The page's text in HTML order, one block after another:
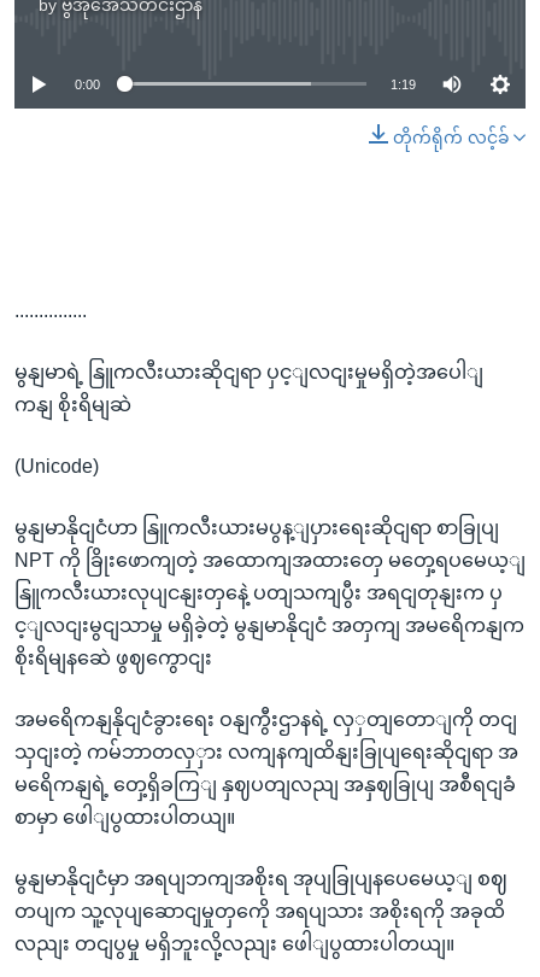
by ဗွီအိုအေသတင်းဌာန
No media source currently available
0:00 1:19
တိုက်ရိုက် လင့်ခ်
...............
မွနျမာရဲ့ နြူကလီးယားဆိုငျရာ ပှင့ျလငျးမှုမရှိတဲ့အပေါျ
ကနျ စိုးရိမျဆဲ
(Unicode)
မွနျမာနိုငျငံဟာ နြူကလီးယားမပွန့ျပှားရေးဆိုငျရာ စာခြုပျ
NPT ကို ခြိုးဖောကျတဲ့ အထောကျအထားတှေ မတှေ့ရပမေယ့ျ
နြူကလီးယားလုပျငနျးတှနေဲ့ ပတျသကျပွီး အရငျတုနျးက ပှ
င့ျလငျးမွငျသာမှု မရှိခဲ့တဲ့ မွနျမာနိုငျငံ အတှကျ အမရေိကနျက
စိုးရိမျနဆေဲ ဖွဈကွောငျး
အမရေိကနျနိုငျငံခွားရေး ဝနျကွီးဌာနရဲ့ လှှတျတောျကို တငျ
သှငျးတဲ့ ကမ်ဘာတလှှား လကျနကျထိနျးခြုပျရေးဆိုငျရာ အ
မရေိကနျရဲ့ တှေ့ရှိခကြျ နှဈပတျလညျ အနှဈခြုပျ အစီရငျခံ
စာမှာ ဖေါျပွထားပါတယျ။
မွနျမာနိုငျငံမှာ အရပျဘကျအစိုးရ အုပျခြုပျနပေမေယ့ျ စဈ
တပျက သူ့လုပျဆောငျမှုတှကေို အရပျသား အစိုးရကို အခုထိ
လညျး တငျပွမှု မရှိဘူးလို့လညျး ဖေါျပွထားပါတယျ။